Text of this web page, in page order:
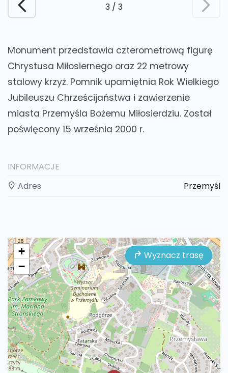
3 / 3
Monument przedstawia czterometrową figurę
Chrystusa Miłosiernego oraz 22 metrowy
stalowy krzyż. Pomnik upamiętnia Rok Wielkiego
Jubileuszu Chrześcijaństwa i zawierzenie
miasta Przemyśla Bożemu Miłosierdziu. Został
poświęcony 15 września 2000 r.
INFORMACJE
Adres
Przemyśl
Wyznacz trasę
+
−